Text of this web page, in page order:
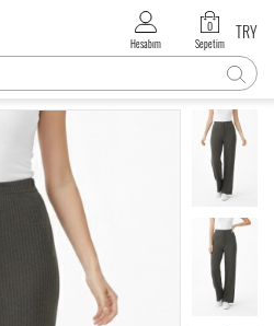
Hesabım
0
Sepetim
TRY